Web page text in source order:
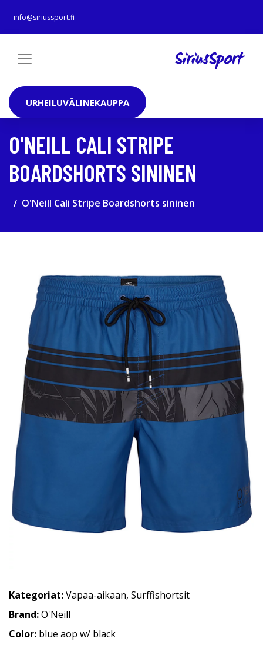
info@siriussport.fi
URHEILUVÄLINEKAUPPA
O'NEILL CALI STRIPE
BOARDSHORTS SININEN
O'Neill Cali Stripe Boardshorts sininen
Kategoriat:Vapaa-aikaan, Surffishortsit
Brand:O'Neill
Color: blue aop w/ black